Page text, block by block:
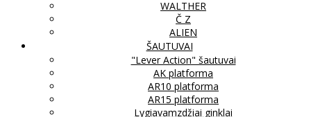
WALTHER
Č Z
ALIEN
ŠAUTUVAI
"Lever Action" šautuvai
AK platforma
AR10 platforma
AR15 platforma
Lygiavamzdžiai ginklai